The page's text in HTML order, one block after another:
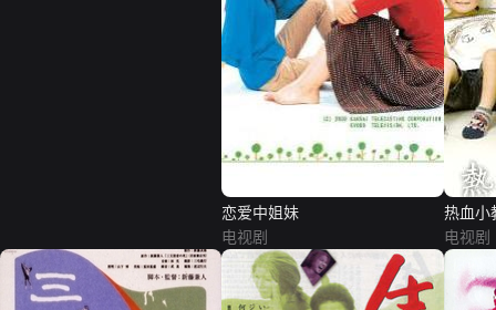
恋爱中姐妹
电视剧
热血小
电视剧